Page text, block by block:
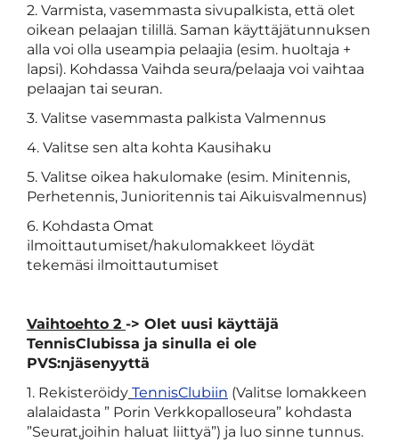
2. Varmista, vasemmasta sivupalkista, että olet
oikean pelaajan tilillä. Saman käyttäjätunnuksen
alla voi olla useampia pelaajia (esim. huoltaja +
lapsi). Kohdassa Vaihda seura/pelaaja voi vaihtaa
pelaajan tai seuran.
3. Valitse vasemmasta palkista Valmennus
4. Valitse sen alta kohta Kausihaku
5. Valitse oikea hakulomake (esim. Minitennis,
Perhetennis, Junioritennis tai Aikuisvalmennus)
6. Kohdasta Omat
ilmoittautumiset/hakulomakkeet löydät
tekemäsi ilmoittautumiset
Vaihtoehto 2 -> Olet uusi käyttäjä
TennisClubissa ja sinulla ei ole
PVS:njäsenyyttä
1. Rekisteröidy TennisClubiin (Valitse lomakkeen
alalaidasta ” Porin Verkkopalloseura” kohdasta
”Seurat,joihin haluat liittyä”) ja luo sinne tunnus.